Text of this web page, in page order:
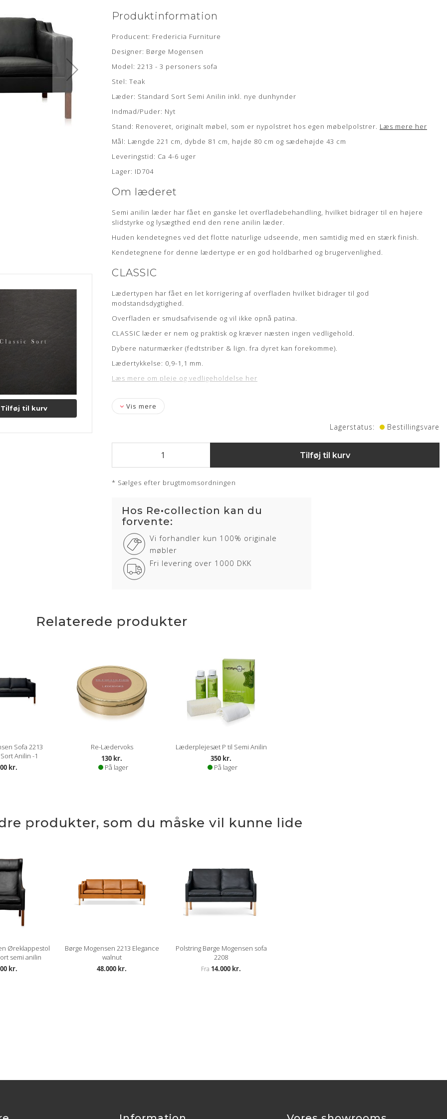
Produktinformation
Producent: Fredericia Furniture
Designer: Børge Mogensen
Model: 2213 - 3 personers sofa
Stel: Teak
Læder: Standard Sort Semi Anilin inkl. nye dunhynder
Indmad/Puder: Nyt
Stand: Renoveret, originalt møbel, som er nypolstret hos egen møbelpolstrer. Læs mere her
Mål: Længde 221 cm, dybde 81 cm, højde 80 cm og sædehøjde 43 cm
Leveringstid: Ca 4-6 uger
Lager: ID704
Om læderet
Semi anilin læder har fået en ganske let overfladebehandling, hvilket bidrager til en højere
slidstyrke og lysægthed end den rene anilin læder.
Huden kendetegnes ved det flotte naturlige udseende, men samtidig med en stærk finish.
Kendetegnene for denne lædertype er en god holdbarhed og brugervenlighed.
CLASSIC
Lædertypen har fået en let korrigering af overfladen hvilket bidrager til god
modstandsdygtighed.
Overfladen er smudsafvisende og vil ikke opnå patina.
CLASSIC læder er nem og praktisk og kræver næsten ingen vedligehold.
Dybere naturmærker (fedtstriber & lign. fra dyret kan forekomme).
Lædertykkelse: 0,9-1,1 mm.
Læs mere om pleje og vedligeholdelse her
Vis mere
Lagerstatus: Bestillingsvare
Tilføj til kurv
* Sælges efter brugtmomsordningen
Hos Re•collection kan du
forvente:
Vi forhandler kun 100% originale
møbler
Fri levering over 1000 DKK
Tilføj til kurv
Relaterede produkter
Sofa 2213
Anilin -1
kr.
Re-Lædervoks
130 kr.
På lager
Læderplejesæt P til Semi Anilin
350 kr.
På lager
produkter, som du måske vil kunne lide
Øreklappestol
semi anilin
kr.
Børge Mogensen 2213 Elegance
walnut
48.000 kr.
Polstring Børge Mogensen sofa
2208
Fra 14.000 kr.